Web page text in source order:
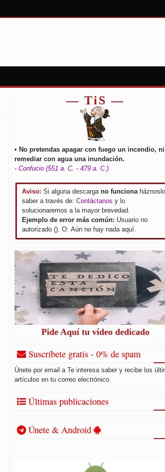
— TiS —
• No pretendas apagar con fuego un incendio, ni
remediar con agua una inundación.
- Confucio (551 a. C. - 479 a. C.)
Aviso: Si alguna descarga no funcionaháznoslo
saber a través de: Contáctanos y lo
solucionaremos a la mayor brevedad.
Ejemplo de error más común: Usuario no
autorizado (). O: Aún no hay nada aquí.
Pide Aquí tu vídeo dedicado
Suscríbete gratis - 0% de spam
Únete por email a Te interesa saber y recibe los
artículos en tu correo electrónico.
Últimas publicaciones
Únete & Android